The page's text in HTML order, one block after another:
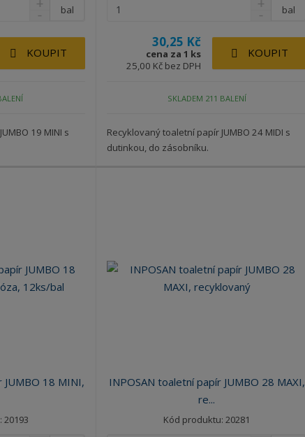
bal
KOUPIT
19 MINI s
30,25 Kč
cena za 1 ks
25,00 Kč bez DPH
bal
KOUPIT
SKLADEM 211 BALENÍ
Recyklovaný toaletní papír JUMBO 24 MIDI s
dutinkou, do zásobníku.
JUMBO 18 MINI,
INPOSAN toaletní papír JUMBO 28 MAXI,
re...
Kód produktu: 20281